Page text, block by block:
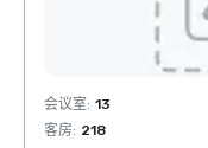
Removed from
会议室: 13
客房: 218